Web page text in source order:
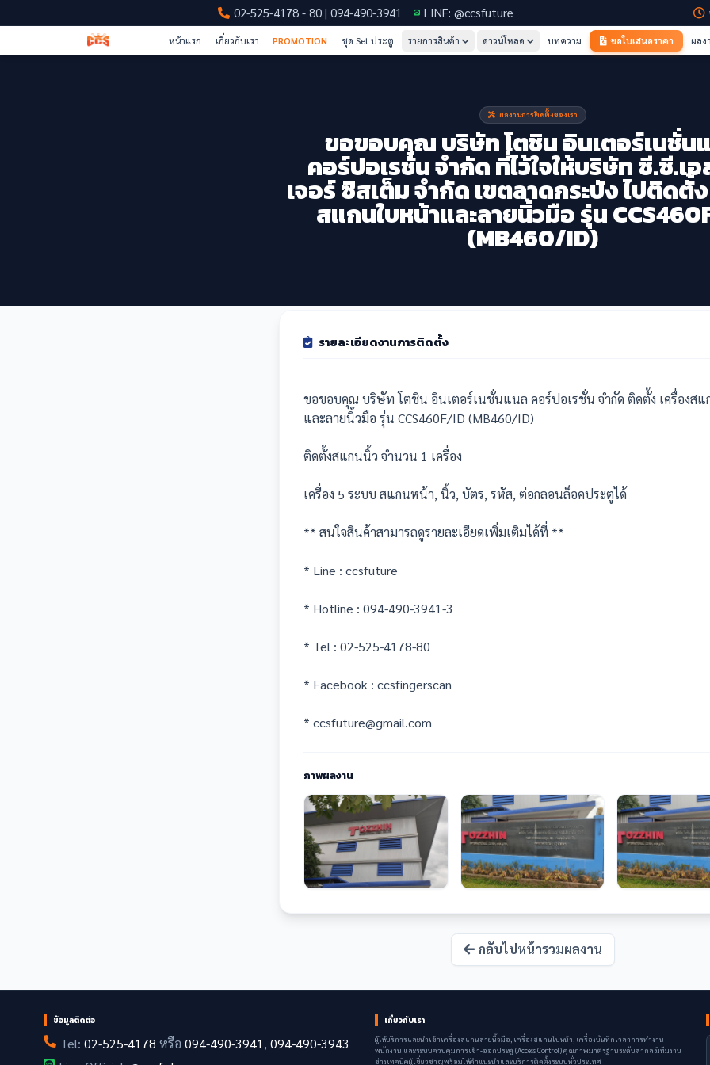
02-525-4178 - 80 | 094-490-3941 LINE: @ccsfuture
หน้าแรก เกี่ยวกับเรา PROMOTION ชุด Set ประตู รายการสินค้า ดาวน์โหลด บทความ ขอใบเสนอราคา ผลง
ผลงานการติดตั้งของเรา
ขอขอบคุณ บริษัท โตชิน อินเตอร์เนชั่น
คอร์ปอเรชั่น จำกัด ที่ไว้ใจให้บริษัท ซี.ซี.เ
เจอร์ ซิสเต็ม จำกัด เขตลาดกระบัง ไปติดตั้
สแกนใบหน้าและลายนิ้วมือ รุ่น
(MB460/ID)
รายละเอียดงานการติดตั้ง
ขอขอบคุณ บริษัท โตชิน อินเตอร์เนชั่นแนล คอร์ปอเรชั่น จำกัด ติดตั้ง เครื่องส
และลายนิ้วมือ รุ่น CCS460F/ID (MB460/ID)
ติดตั้งสแกนนิ้ว จำนวน 1 เครื่อง
เครื่อง 5 ระบบ สแกนหน้า, นิ้ว, บัตร, รหัส, ต่อกลอนล็อคประตูได้
** สนใจสินค้าสามารถดูรายละเอียดเพิ่มเติมได้ที่ **
* Line : ccsfuture
* Hotline : 094-490-3941-3
* Tel : 02-525-4178-80
* Facebook : ccsfingerscan
* ccsfuture@gmail.com
ภาพผลงาน
กลับไปหน้ารวมผลงาน
ข้อมูลติดต่อ
Tel: 02-525-4178 หรือ 094-490-3941 , 094-490-3943
เกี่ยวกับเรา
ผู้ให้บริการและนำเข้าเครื่องสแกนลายนิ้วมือ, เครื่องสแกนใบหน้า, เครื่องบันทึกเวลาการทำงาน
พนักงาน และระบบควบคุมการเข้า-ออกประตู (Access Control) คุณภาพมาตรฐานระดับสากล มีทีมงาน
ช่างเทคนิคผู้เชี่ยวชาญพร้อมให้คำแนะนำและบริการติดตั้งระบบทั่วประเทศ